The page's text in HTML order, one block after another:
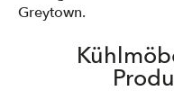
Greytown.